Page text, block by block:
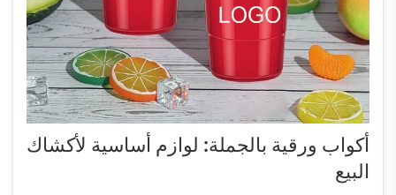
أكواب ورقية بالجملة: لوازم أساسية لأكشاك
البيع